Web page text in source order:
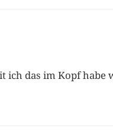
ich das im Kopf